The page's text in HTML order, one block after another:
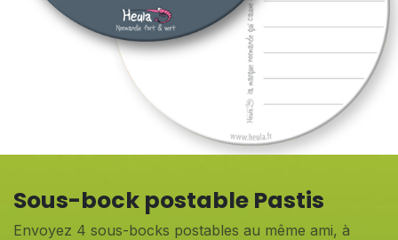
Sous-bock postable Pastis
Envoyez 4 sous-bocks postables au même ami, à